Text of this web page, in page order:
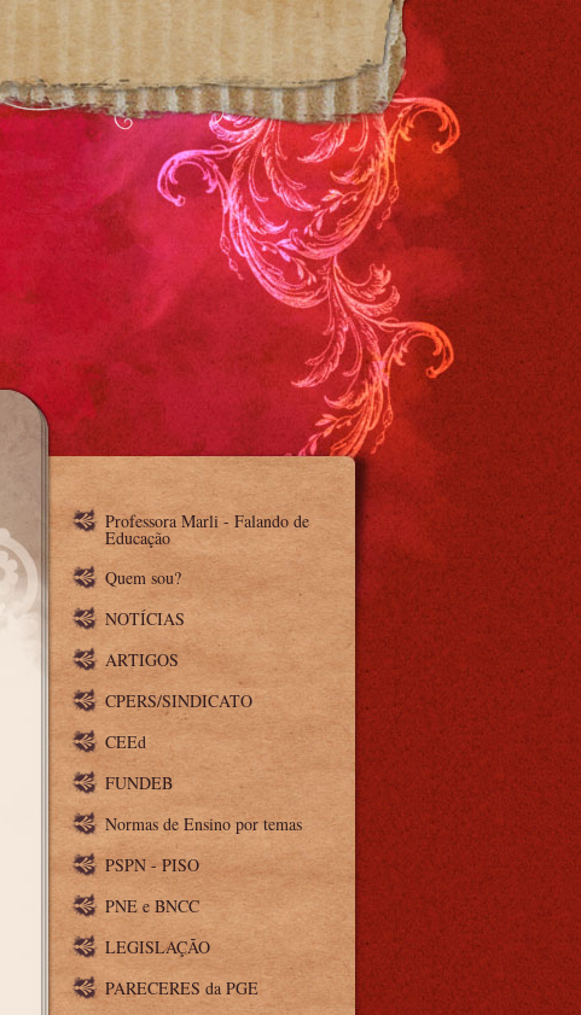
Professora Marli - Falando de
Educação
Quem sou?
NOTÍCIAS
ARTIGOS
CPERS/SINDICATO
CEEd
FUNDEB
Normas de Ensino por temas
PSPN - PISO
PNE e BNCC
LEGISLAÇÃO
PARECERES da PGE